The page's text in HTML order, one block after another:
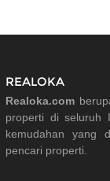
REALOKA
Realoka.com
properti di seluruh
kemudahan yang
pencari properti.